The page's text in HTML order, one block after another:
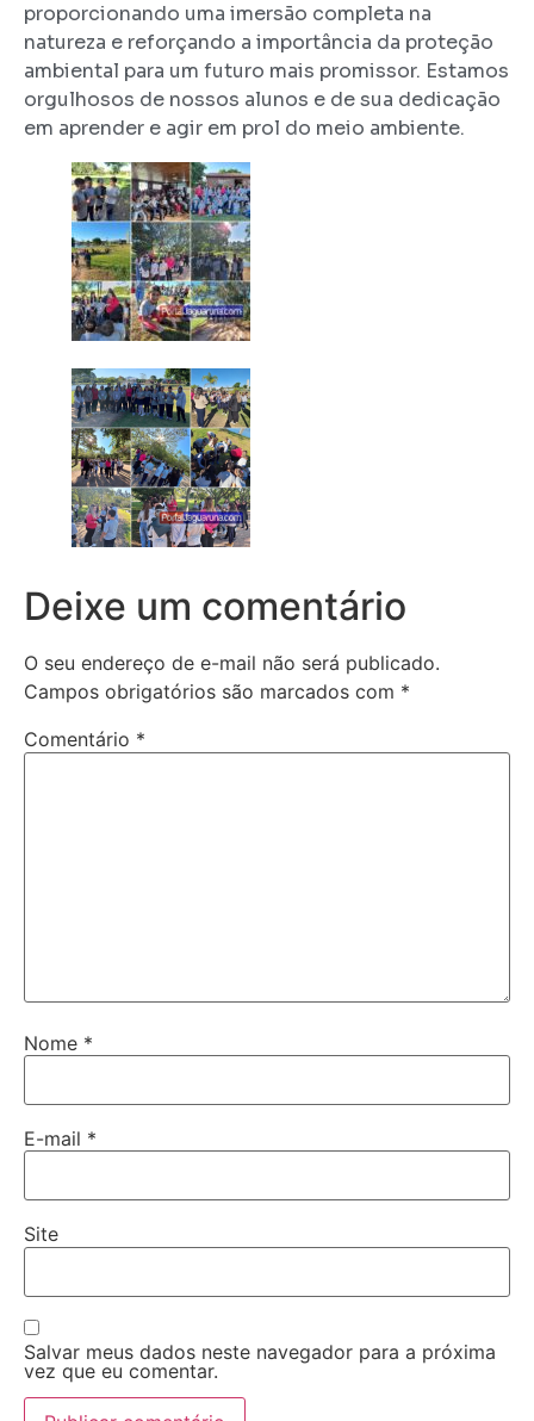
proporcionando uma imersão completa na
natureza e reforçando a importância da proteção
ambiental para um futuro mais promissor. Estamos
orgulhosos de nossos alunos e de sua dedicação
em aprender e agir em prol do meio ambiente.
Deixe um comentário
O seu endereço de e-mail não será publicado.
Campos obrigatórios são marcados com *
Comentário *
Nome *
E-mail *
Site
Salvar meus dados neste navegador para a próxima
vez que eu comentar.